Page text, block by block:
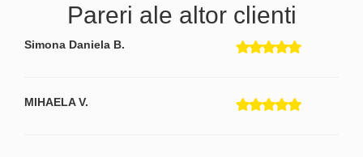
Pareri ale altor clienti
Simona Daniela B.
MIHAELA V.